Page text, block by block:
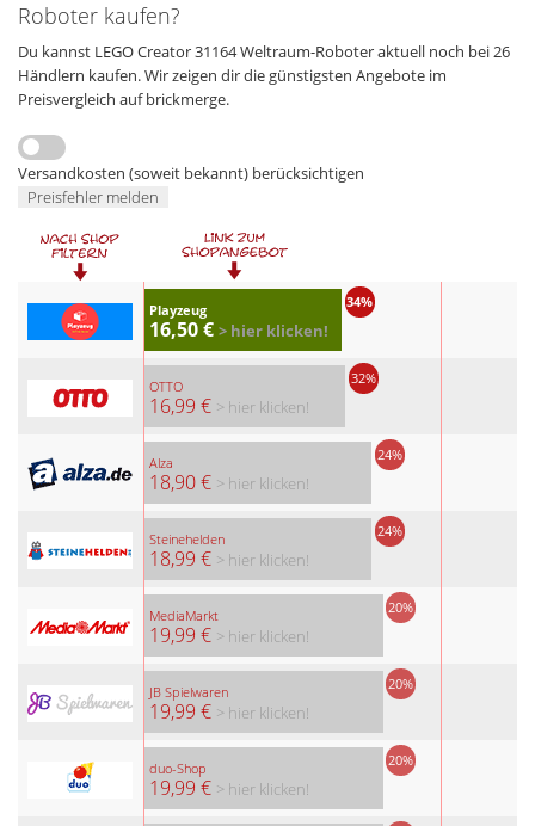
Roboter kaufen?
Du kannst LEGO Creator 31164 Weltraum-Roboter aktuell noch bei 26
Händlern kaufen. Wir zeigen dir die günstigsten Angebote im
Preisvergleich auf brickmerge.
Versandkosten (soweit bekannt) berücksichtigen
Preisfehler melden
Playzeug
16,50 €
34%
> hier klicken!
OTTO
16,99 €
32%
> hier klicken!
Alza
18,90 €
24%
> hier klicken!
Steinehelden
18,99 €
24%
> hier klicken!
MediaMarkt
19,99 €
20%
> hier klicken!
JB Spielwaren
19,99 €
20%
> hier klicken!
duo-Shop
19,99 €
20%
> hier klicken!